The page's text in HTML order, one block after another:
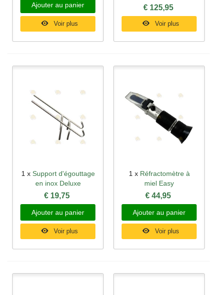
Ajouter au panier
Voir plus
€ 125,95
Voir plus
1 x Support d'égouttage
en inox Deluxe
€ 19,75
Ajouter au panier
Voir plus
1 x Réfractomètre à
miel Easy
€ 44,95
Ajouter au panier
Voir plus